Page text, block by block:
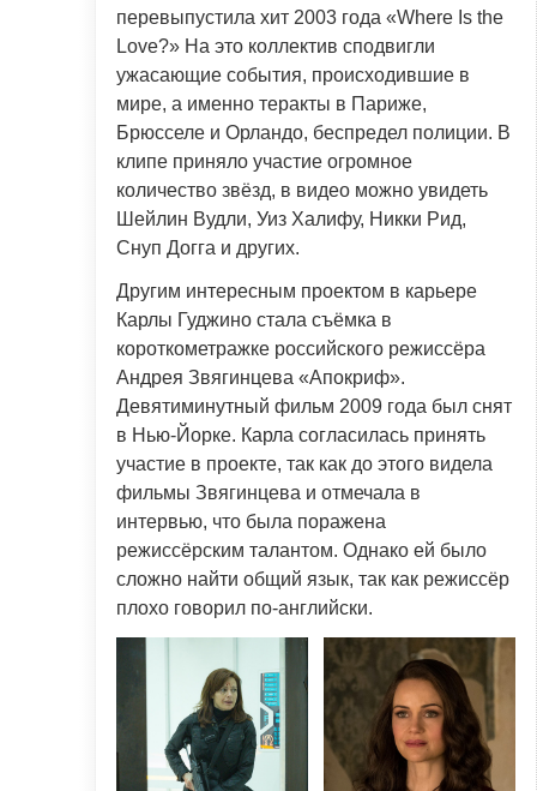
перевыпустила хит 2003 года «Where Is the
Love?» На это коллектив сподвигли
ужасающие события, происходившие в
мире, а именно теракты в Париже,
Брюсселе и Орландо, беспредел полиции. В
клипе приняло участие огромное
количество звёзд, в видео можно увидеть
Шейлин Вудли, Уиз Халифу, Никки Рид,
Снуп Догга и других.
Другим интересным проектом в карьере
Карлы Гуджино стала съёмка в
короткометражке российского режиссёра
Андрея Звягинцева «Апокриф».
Девятиминутный фильм 2009 года был снят
в Нью-Йорке. Карла согласилась принять
участие в проекте, так как до этого видела
фильмы Звягинцева и отмечала в
интервью, что была поражена
режиссёрским талантом. Однако ей было
сложно найти общий язык, так как режиссёр
плохо говорил по-английски.